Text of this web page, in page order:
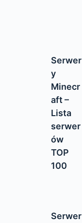
Serwer
y
Minecr
aft –
Lista
serwer
ów
TOP
100
Serwer